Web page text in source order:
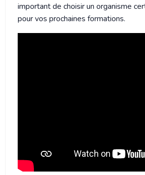
important de choisir un organisme
pour vos prochaines formations.